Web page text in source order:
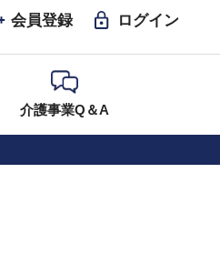
会員登録 ログイン
介護事業Q＆A